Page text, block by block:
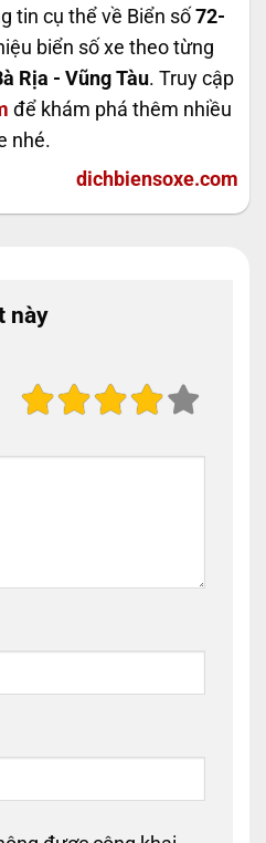
tin cụ thể về Biển số 72-
biển số xe theo từng
Rịa - Vũng Tàu. Truy cập
để khám phá thêm nhiều
nhé.
dichbiensoxe.com
này